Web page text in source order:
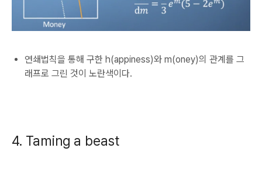
연쇄법칙을 통해 구한 h(appiness)와 m(oney)의 관계를 그
래프로 그린 것이 노란색이다.
4. Taming a beast